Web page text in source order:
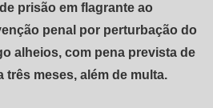
prisão em flagrante ao
penal por perturbação do
alheios, com pena prevista de
três meses, além de multa.